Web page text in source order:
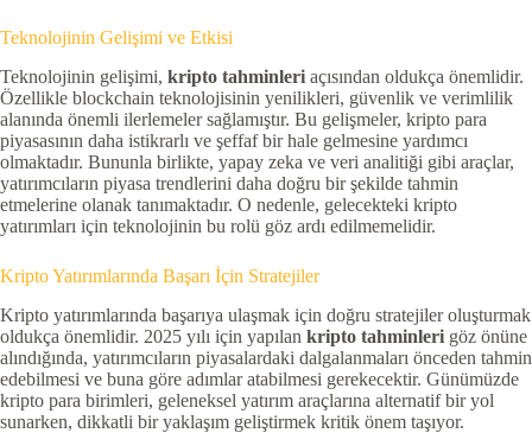
Teknolojinin Gelişimi ve Etkisi
Teknolojinin gelişimi, kripto tahminleri açısından oldukça önemlidir.
Özellikle blockchain teknolojisinin yenilikleri, güvenlik ve verimlilik
alanında önemli ilerlemeler sağlamıştır. Bu gelişmeler, kripto para
piyasasının daha istikrarlı ve şeffaf bir hale gelmesine yardımcı
olmaktadır. Bununla birlikte, yapay zeka ve veri analitiği gibi araçlar,
yatırımcıların piyasa trendlerini daha doğru bir şekilde tahmin
etmelerine olanak tanımaktadır. O nedenle, gelecekteki kripto
yatırımları için teknolojinin bu rolü göz ardı edilmemelidir.
Kripto Yatırımlarında Başarı İçin Stratejiler
Kripto yatırımlarında başarıya ulaşmak için doğru stratejiler oluşturmak
oldukça önemlidir. 2025 yılı için yapılan kripto tahminleri göz önüne
alındığında, yatırımcıların piyasalardaki dalgalanmaları önceden tahmin
edebilmesi ve buna göre adımlar atabilmesi gerekecektir. Günümüzde
kripto para birimleri, geleneksel yatırım araçlarına alternatif bir yol
sunarken, dikkatli bir yaklaşım geliştirmek kritik önem taşıyor.